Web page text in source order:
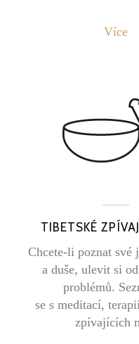
Více
TIBETSKÉ
Chcete-li poznat své
a duše, ulevit si
problémů.
se s meditací,
zpívajících